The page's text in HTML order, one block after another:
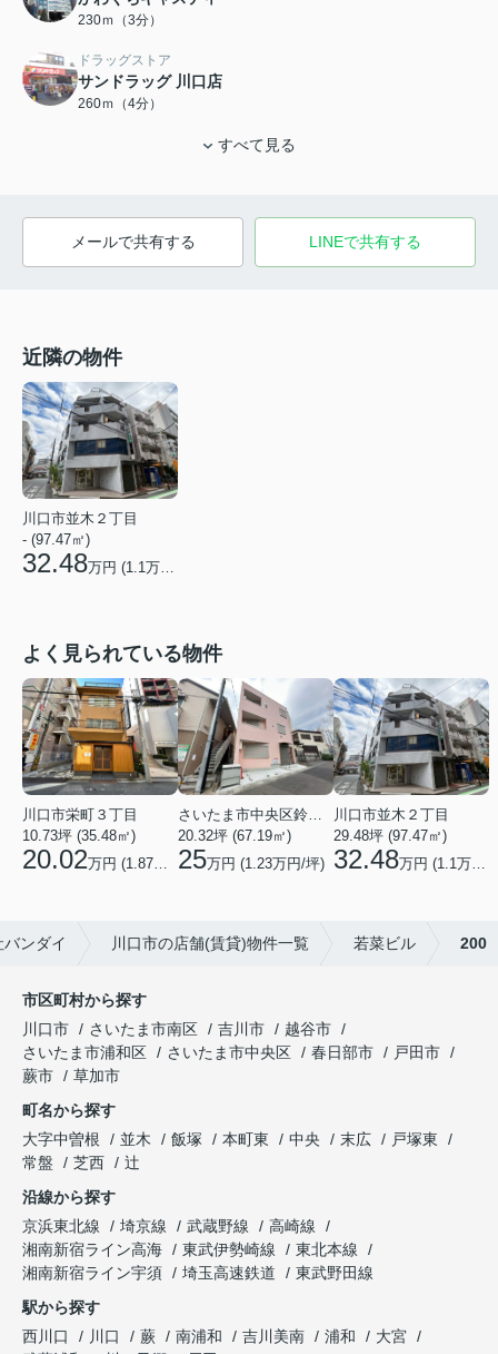
230ｍ（3分）
ドラッグストア
サンドラッグ 川口店
260ｍ（4分）
すべて見る
メールで共有する LINEで共有する
近隣の物件
川口市並木２丁目
- (97.47㎡)
32.48万円 (1.1万円/坪)
よく見られている物件
川口市栄町３丁目
10.73坪 (35.48㎡)
20.02万円 (1.87万円/坪)
さいたま市中央区鈴谷２丁目
20.32坪 (67.19㎡)
25万円 (1.23万円/坪)
川口市並木２丁目
29.48坪 (97.47㎡)
32.48万円 (1.1万円/坪)
ンダイ 川口市の店舗(賃貸)物件一覧 若菜ビル 200
市区町村から探す
川口市
さいたま市南区 吉川市
越谷市
さいたま市浦和区
さいたま市中央区 春日部市
戸田市
蕨市
草加市
町名から探す
大字中曽根
並木 飯塚 本町東 中央 末広
戸塚東
常盤
芝西
辻
沿線から探す
京浜東北線
埼京線 武蔵野線
高崎線
湘南新宿ライン高海
東武伊勢崎線
東北本線
湘南新宿ライン宇須
埼玉高速鉄道
東武野田線
駅から探す
西川口
川口 蕨 南浦和 吉川美南 浦和
大宮